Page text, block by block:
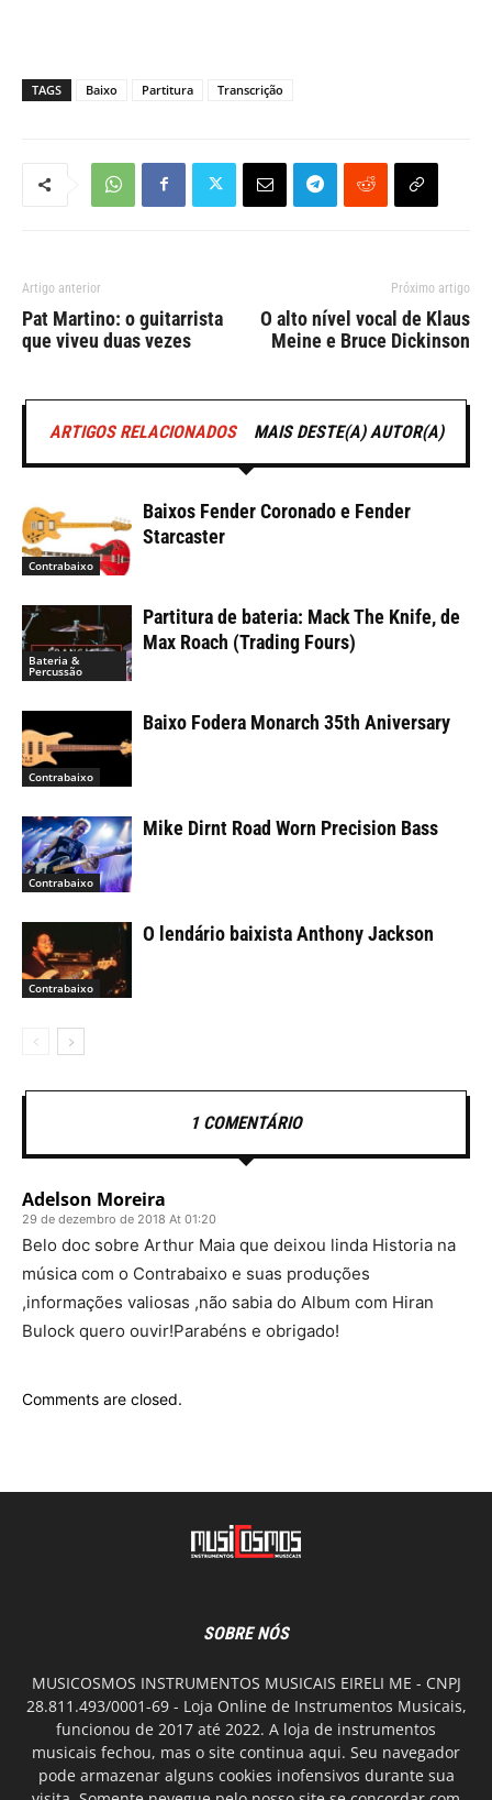
TAGS Baixo Partitura Transcrição
Artigo anterior
Pat Martino: o guitarrista
que viveu duas vezes
Próximo artigo
O alto nível vocal de Klaus
Meine e Bruce Dickinson
ARTIGOS RELACIONADOS MAIS DESTE(A) AUTOR(A)
Contrabaixo
Baixos Fender Coronado e Fender
Starcaster
Bateria &
Percussão
Partitura de bateria: Mack The Knife, de
Max Roach (Trading Fours)
Contrabaixo
Baixo Fodera Monarch 35th Aniversary
Contrabaixo
Mike Dirnt Road Worn Precision Bass
Contrabaixo
O lendário baixista Anthony Jackson
1 COMENTÁRIO
Adelson Moreira
29 de dezembro de 2018 At 01:20
Belo doc sobre Arthur Maia que deixou linda Historia na
música com o Contrabaixo e suas produções
,informações valiosas ,não sabia do Album com Hiran
Bulock quero ouvir!Parabéns e obrigado!
Comments are closed.
SOBRE NÓS
MUSICOSMOS INSTRUMENTOS MUSICAIS EIRELI ME - CNPJ
28.811.493/0001-69 - Loja Online de Instrumentos Musicais,
funcionou de 2017 até 2022. A loja de instrumentos
musicais fechou, mas o site continua aqui. Seu navegador
pode armazenar alguns cookies inofensivos durante sua